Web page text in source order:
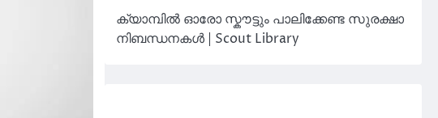
ക്യാമ്പിൽ ഓരോ സ്കൗട്ടും പാലിക്കേണ്ട സുരക്ഷാ
നിബന്ധനകൾ | Scout Library